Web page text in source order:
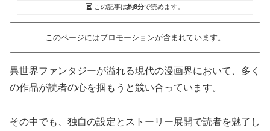
この記事は約8分で読めます。
このページにはプロモーションが含まれています。
異世界ファンタジーが溢れる現代の漫画界において、多く
の作品が読者の心を掴もうと競い合っています。
その中でも、独自の設定とストーリー展開で読者を魅了し